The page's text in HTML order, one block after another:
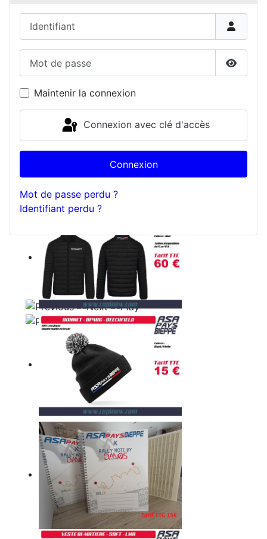
Maintenir la connexion
Connexion avec clé d'accès
Connexion
Mot de passe perdu ?
Identifiant perdu ?